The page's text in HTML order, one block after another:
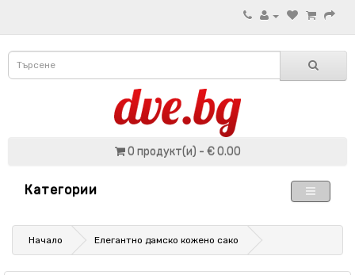
0 продукт(и) - € 0.00
Категории
Начало Елегантно дамско кожено сако